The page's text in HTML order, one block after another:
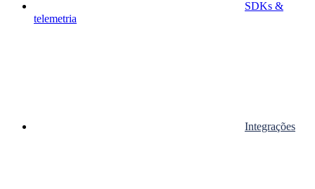
SDKs &
telemetria
Integrações